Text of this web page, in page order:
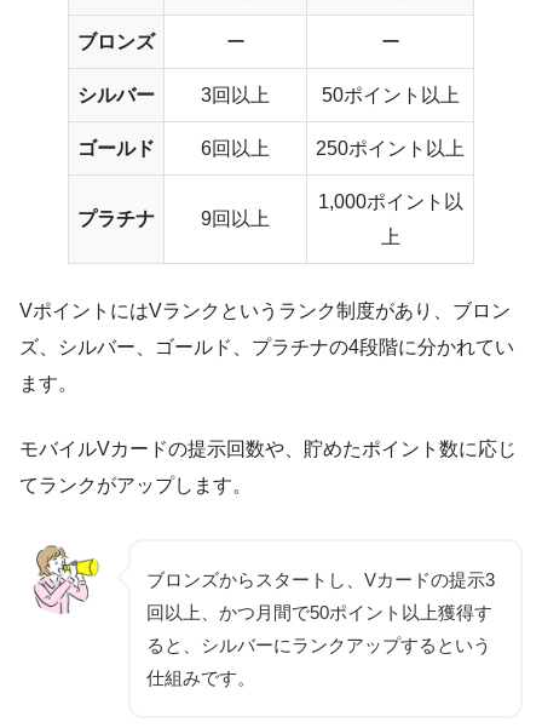
ブロンズ ー ー
シルバー 3回以上 50ポイント以上
ゴールド 6回以上 250ポイント以上
プラチナ 9回以上
1,000ポイント以
上
VポイントにはVランクというランク制度があり、ブロン
ズ、シルバー、ゴールド、プラチナの4段階に分かれてい
ます。
モバイルVカードの提示回数や、貯めたポイント数に応じ
てランクがアップします。
ブロンズからスタートし、Vカードの提示3
回以上、かつ月間で50ポイント以上獲得す
ると、シルバーにランクアップするという
仕組みです。